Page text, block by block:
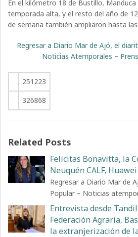
En el kilómetro 18 de Bustillo,
temporada alta, y el resto del año de
de semana también ampliaron hasta
Regresar a Diario Mar de Ajó, el
Noticias Atemporales –
251223
326868
Related Posts
Felicitas Bonavitta, la
Neuquén CALF, Huawei
Regresar a Diario Mar de
Popular – Noticias
Entrevista desde
Federación Agraria,
la extranjerización de